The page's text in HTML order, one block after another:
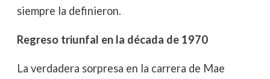
siempre la definieron.
Regreso triunfal en la década de 1970
La verdadera sorpresa en la carrera de Mae